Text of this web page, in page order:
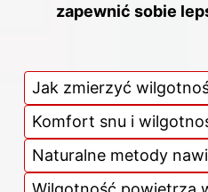
zapewnić sobie
Jak zmierzyć
Komfort snu i
Naturalne metody